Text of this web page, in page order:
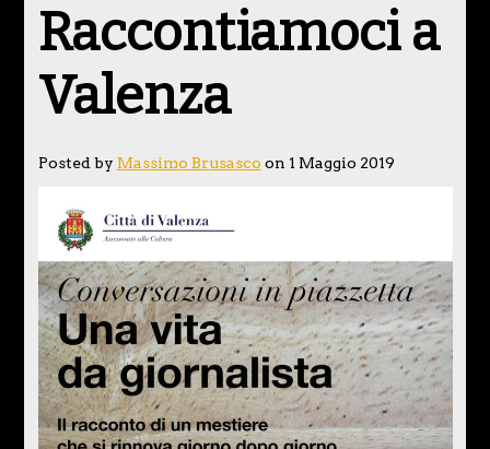
Raccontiamoci a
Valenza
Posted by Massimo Brusasco on 1 Maggio 2019